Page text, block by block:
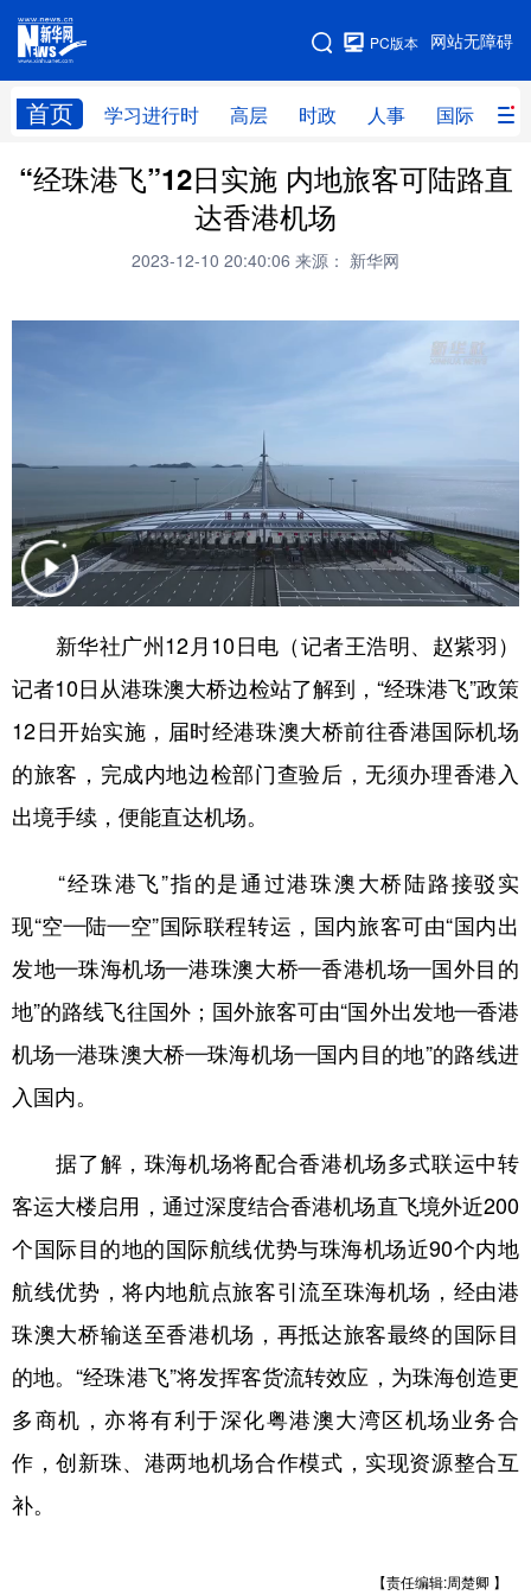
网站无障碍
PC版本
首页 学习进行时 高层 时政 人事 国际 财
网站地图
学习进行时 高层 时政 人事
财经 网评
中央文件 金融 汽车
食品 人居 信息化 数字经济
学术中国 乡村振兴 银龄 溯源中国
彩票 娱乐 时尚 悦读
公益 一带一路 亚太网 上市公司
文化产业
北京 天津 河北 山西
辽宁 吉林 上海 江苏
浙江 安徽 福建 江西
山东 河南 湖北 湖南
四川 贵州 云南 西藏
陕西 甘肃 青海 宁夏
English Español Français عربى
Русский язык 日本語 한국어
“经珠港飞”12日实施 内地旅客可陆路直
达香港机场
2023-12-10 20:40:06 来源： 新华网
新华社广州12月10日电（记者王浩明、赵紫羽）
记者10日从港珠澳大桥边检站了解到，“经珠港飞”政策
12日开始实施，届时经港珠澳大桥前往香港国际机场
的旅客，完成内地边检部门查验后，无须办理香港入
出境手续，便能直达机场。
“经珠港飞”指的是通过港珠澳大桥陆路接驳实
现“空—陆—空”国际联程转运，国内旅客可由“国内出
发地—珠海机场—港珠澳大桥—香港机场—国外目的
地”的路线飞往国外；国外旅客可由“国外出发地—香港
机场—港珠澳大桥—珠海机场—国内目的地”的路线进
入国内。
据了解，珠海机场将配合香港机场多式联运中转
客运大楼启用，通过深度结合香港机场直飞境外近200
个国际目的地的国际航线优势与珠海机场近90个内地
航线优势，将内地航点旅客引流至珠海机场，经由港
珠澳大桥输送至香港机场，再抵达旅客最终的国际目
的地。“经珠港飞”将发挥客货流转效应，为珠海创造更
多商机，亦将有利于深化粤港澳大湾区机场业务合
作，创新珠、港两地机场合作模式，实现资源整合互
补。
【责任编辑:周楚卿 】